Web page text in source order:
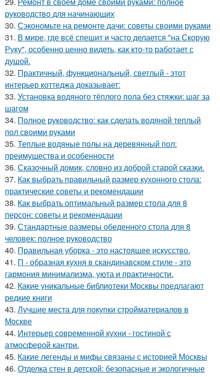
руководство для начинающих
30. Сэкономьте на ремонте дачи: советы своими руками
31. В мире, где всё спешит и часто делается "на Скорую
Руку", особенно ценно видеть, как кто-то работает с
душой.
32. Практичный, функциональный, светлый - этот
интерьер коттеджа доказывает:
33. Установка водяного тёплого пола без стяжки: шаг за
шагом
34. Полное руководство: как сделать водяной теплый
пол своими руками
35. Теплые водяные полы на деревянный пол:
преимущества и особенности
36. Сказочный домик, словно из доброй старой сказки.
37. Как выбрать правильный размер кухонного стола:
практические советы и рекомендации
38. Как выбрать оптимальный размер стола для 8
персон: советы и рекомендации
39. Стандартные размеры обеденного стола для 8
человек: полное руководство
40. Правильная уборка - это настоящее искусство.
41. П - образная кухня в скандинавском стиле - это
гармония минимализма, уюта и практичности.
42. Какие уникальные библиотеки Москвы предлагают
редкие книги
43. Лучшие места для покупки стройматериалов в
Москве
44. Интерьер современной кухни - гостиной с
атмосферой кантри.
45. Какие легенды и мифы связаны с историей Москвы
46. Отделка стен в детской: безопасные и экологичные